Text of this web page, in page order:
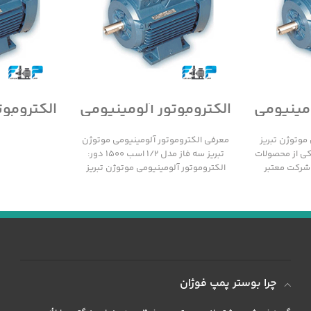
فاز
تبریز
1000 دور یکی از محصولات
معتبر
الکتروموتور آلومینیومی
موتوژن تبریز سه فاز
مدل 1/2 اسب 1500 دور
معرفی الکتروموتور آلومینیومی موتوژن
تبریز سه فاز مدل 1/2 اسب 1500 دور:
الکتروموتور آلومینیومی موتوژن تبریز
چرا بوستر پمپ فوژان